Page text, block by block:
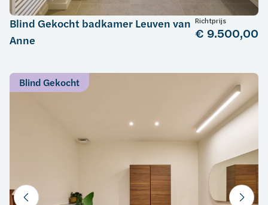
Blind Gekocht badkamer Leuven van
Anne
Richtprijs
€ 9.500,00
Blind Gekocht